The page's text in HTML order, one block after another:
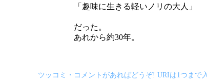
「趣味に生きる軽いノリの大人」
だった。
あれから約30年。
ツッコミ・コメントがあればどうぞ! URIは1つまで